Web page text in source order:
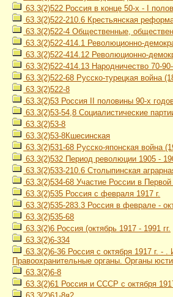
63.3(2)522 Россия в конце 50-х - I
63.3(2)522-210.6 Крестьянская
63.3(2)522-4 Общественные,
63.3(2)522-414.1 Революционно-
63.3(2)522-414.12 Революционно-
63.3(2)522-414.13 Народничество 70-
63.3(2)522-68 Русско-турецкая война
63.3(2)522-8
63.3(2)53 Россия II половины 90-х
63.3(2)53-54,8 Социалистические
63.3(2)53-8
63.3(2)53-8Кшесинская
63.3(2)531-68 Русско-японская война
63.3(2)532 Период революции 1905 -
63.3(2)533-210.6 Столыпинская
63.3(2)534-68 Участие России в
63.3(2)535 Россия с февраля 1917 г.
63.3(2)535-283.3 Россия в феврале -
63.3(2)535-68
63.3(2)6 Россия (октябрь 1917 - 1991 гг.
63.3(2)6-334
63.3(2)6-36 Россия с октября 1917 г. -
Правоохранительные органы. Органы
63.3(2)6-8
63.3(2)61 Россия и СССР с октября